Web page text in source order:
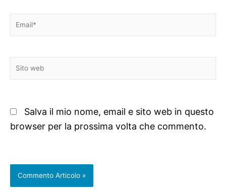
Email*
Sito
web
Salva il mio nome, email e sito web in questo
browser per la prossima volta che commento.